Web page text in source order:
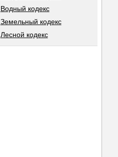
Водный кодекс
Земельный кодекс
Лесной кодекс